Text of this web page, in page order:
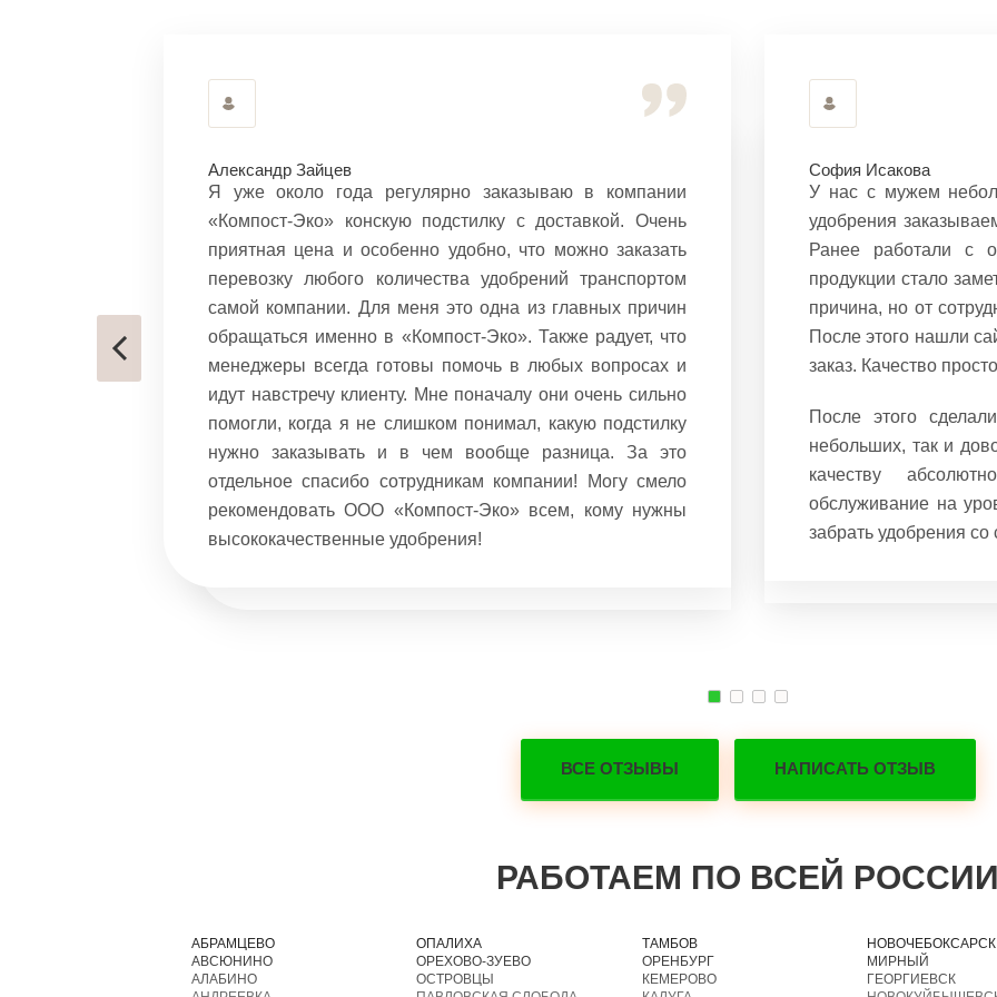
Александр Зайцев
Я уже около года регулярно заказываю в компании
«Компост-Эко» конскую подстилку с доставкой. Очень
приятная цена и особенно удобно, что можно заказать
перевозку любого количества удобрений транспортом
самой компании. Для меня это одна из главных причин
обращаться именно в «Компост-Эко». Также радует, что
менеджеры всегда готовы помочь в любых вопросах и
идут навстречу клиенту. Мне поначалу они очень сильно
помогли, когда я не слишком понимал, какую подстилку
нужно заказывать и в чем вообще разница. За это
отдельное спасибо сотрудникам компании! Могу смело
рекомендовать ООО «Компост-Эко» всем, кому нужны
высококачественные удобрения!
София Исакова
У нас с мужем
удобрения
Ранее работали с
продукции стало
причина, но от
После этого нашли
заказ. Качество
После этого
небольших, так и
качеству
обслуживание на
забрать удобрения со
ВСЕ ОТЗЫВЫ НАПИСАТЬ ОТЗЫВ
РАБОТАЕМ ПО ВСЕЙ РОССИИ
АБРАМЦЕВО
АВСЮНИНО
АЛАБИНО
ОПАЛИХА
ОРЕХОВО-ЗУЕВО
ОСТРОВЦЫ
ТАМБОВ
ОРЕНБУРГ
КЕМЕРОВО
НОВОЧЕБОКСАРСК
МИРНЫЙ
ГЕОРГИЕВСК